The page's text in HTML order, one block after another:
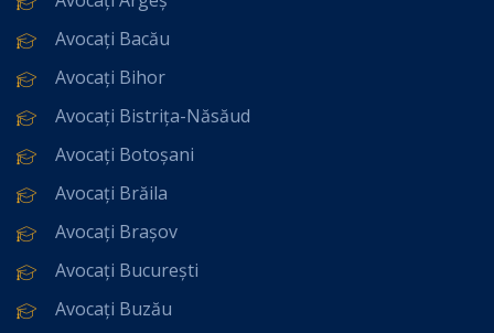
Avocați Bacău
Avocați Bihor
Avocați Bistrița-Năsăud
Avocați Botoșani
Avocați Brăila
Avocați Brașov
Avocați București
Avocați Buzău